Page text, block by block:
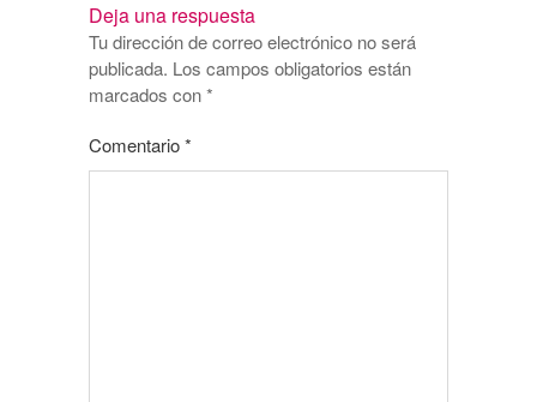
Deja una respuesta
Tu dirección de correo electrónico no será
publicada. Los campos obligatorios están
marcados con*
Comentario*